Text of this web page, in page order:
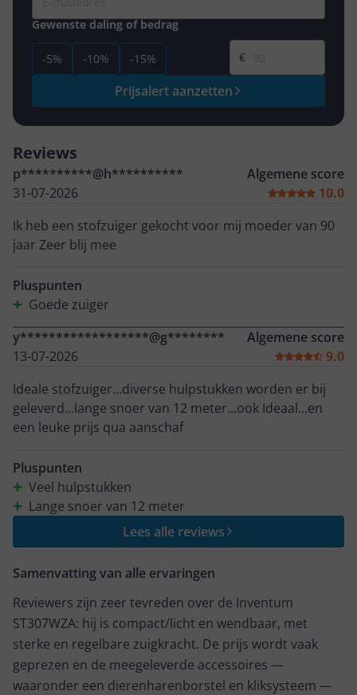
Gewenste daling of bedrag
-5% -10% -15%
Gewenste prijs
€
Prijsalert aanzetten
Reviews
p**********@h**********
31-07-2026
Algemene score
10.0
Ik heb een stofzuiger gekocht voor mij moeder van 90
jaar Zeer blij mee
Pluspunten
Goede zuiger
y******************@g********
13-07-2026
Algemene score
9.0
Ideale stofzuiger...diverse hulpstukken worden er bij
geleverd...lange snoer van 12 meter...ook Ideaal...en
een leuke prijs qua aanschaf
Pluspunten
Veel hulpstukken
Lange snoer van 12 meter
Lees alle reviews
Samenvatting van alle ervaringen
Reviewers zijn zeer tevreden over de Inventum
ST307WZA: hij is compact/licht en wendbaar, met
sterke en regelbare zuigkracht. De prijs wordt vaak
geprezen en de meegeleverde accessoires —
waaronder een dierenharenborstel en kliksysteem —